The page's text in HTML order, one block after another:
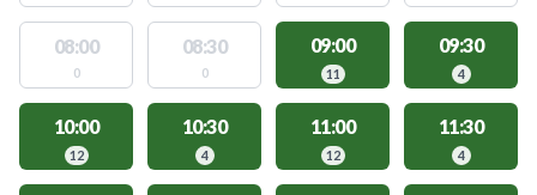
08:00
0
08:30
0
09:00
11
09:30
4
10:00
12
10:30
4
11:00
12
11:30
4